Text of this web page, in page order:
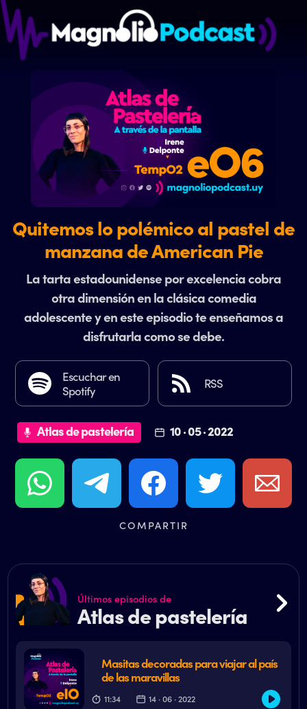
Quitemos lo polémico al pastel de
manzana de American Pie
La tarta estadounidense por excelencia cobra
otra dimensión en la clásica comedia
adolescente y en este episodio te enseñamos a
disfrutarla como se debe.
Escuchar en
Spotify
RSS
Atlas de pastelería 10 · 05 · 2022
COMPARTIR
Últimos episodios de
Atlas de pastelería
Masitas decoradas para viajar al país
de las maravillas
11:34 14 · 06 · 2022